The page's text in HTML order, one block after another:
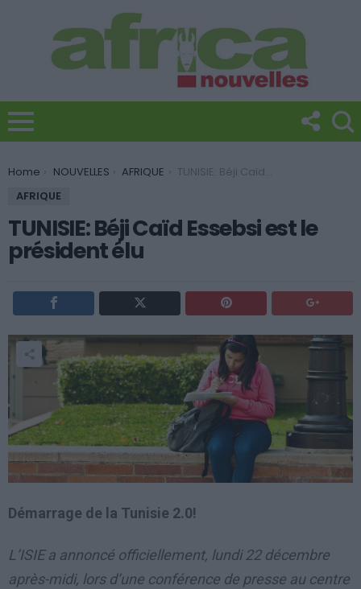
You are here:
Home NOUVELLES AFRIQUE
TUNISIE: Béji Caïd Essebsi est le président élu
AFRIQUE
TUNISIE: Béji Caïd Essebsi est le
président élu
Démarrage de la Tunisie 2.0!
L’ISIE a annoncé officiellement, lundi 22 décembre
après-midi, lors d’une conférence de presse au centre